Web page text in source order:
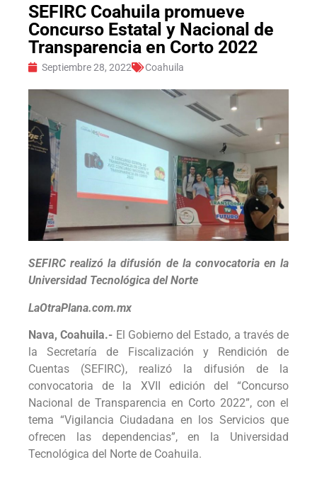
SEFIRC Coahuila promueve
Concurso Estatal y Nacional de
Transparencia en Corto 2022
Septiembre 28, 2022 Coahuila
SEFIRC realizó la difusión de la convocatoria en la
Universidad Tecnológica del Norte
LaOtraPlana.com.mx
Nava, Coahuila.- El Gobierno del Estado, a través de
la Secretaría de Fiscalización y Rendición de
Cuentas (SEFIRC), realizó la difusión de la
convocatoria de la XVII edición del “Concurso
Nacional de Transparencia en Corto 2022”, con el
tema “Vigilancia Ciudadana en los Servicios que
ofrecen las dependencias”, en la Universidad
Tecnológica del Norte de Coahuila.